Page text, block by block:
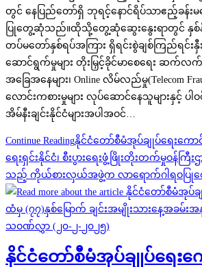
တွင် နေပြည်တော်ရှိ ဘုရင့်နောင်ရိပ်သာဧည့်ခန်းမ
ပြုတွေ့ဆုံသည်။ထိုသို့တွေ့ဆုံဆွေးနွေးရာတွင် နှစ်နို
တပ်မတော်နှစ်ရပ်အကြား ရှိရင်းစွဲချစ်ကြည်ရင်းနှီး
ဆောင်ရွက်မှုများ တိုးမြှင့်ခိုင်မာစေရေး ဆက်
အခြေအနေများ၊ Online လိမ်လည်မှု(Telecom
လောင်းကစားမှုများ လုပ်ဆောင်နေသူများနှင့်
အိမ်နီးချင်းနိုင်ငံများအပါအဝင်…
Continue Readingနိုင်ငံတော်စီမံအုပ်ချုပ်ရေးကော
ရေးရှင်းနိုင်ငံ၊ စီးပွားရေးဖွံ့ဖြိုးတိုးတက်မှုဝန်ကြီးဌ
သည့် ကိုယ်စားလှယ်အဖွဲ့က လာရောက်ဂါရဝပြုတွ
နိုင်ငံတော်စီမံအုပ်ချုပ်ရေးကေ